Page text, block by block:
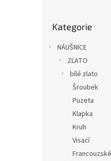
kategorie
Kategorie
NÁUŠNICE
ZLATO
bílé zlato
Šroubek
Puzeta
Klapka
Kruh
Visací